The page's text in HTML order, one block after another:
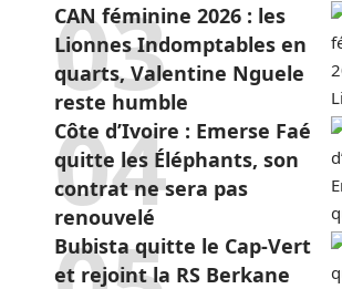
CAN féminine 2026 : les
Lionnes Indomptables en
quarts, Valentine Nguele
reste humble
Côte d’Ivoire : Emerse Faé
quitte les Éléphants, son
contrat ne sera pas
renouvelé
Bubista quitte le Cap-Vert
et rejoint la RS Berkane